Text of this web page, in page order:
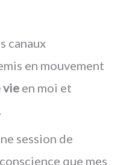
canaux
en mouvement
vie en moi et
.
session de
que mes